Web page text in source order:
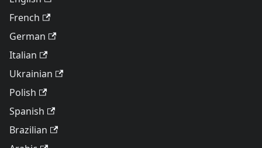
French
German
Italian
Ukrainian
Polish
Spanish
Brazilian